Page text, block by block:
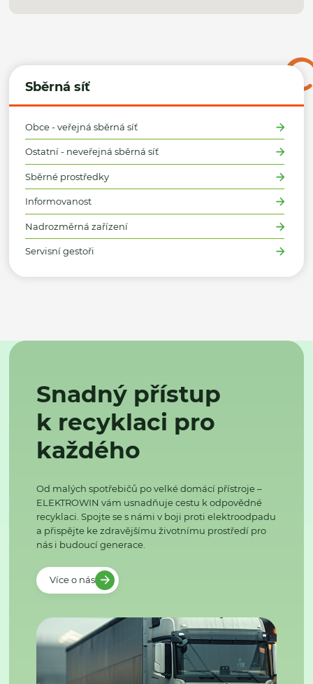
Sběrná síť
Obce - veřejná sběrná síť
Ostatní - neveřejná sběrná síť
Sběrné prostředky
Informovanost
Nadrozměrná zařízení
Servisní gestoři
Snadný přístup
k recyklaci pro
každého
Od malých spotřebičů po velké domácí přístroje –
ELEKTROWIN vám usnadňuje cestu k odpovědné
recyklaci. Spojte se s námi v boji proti elektroodpadu
a přispějte ke zdravějšímu životnímu prostředí pro
nás i budoucí generace.
Více o nás